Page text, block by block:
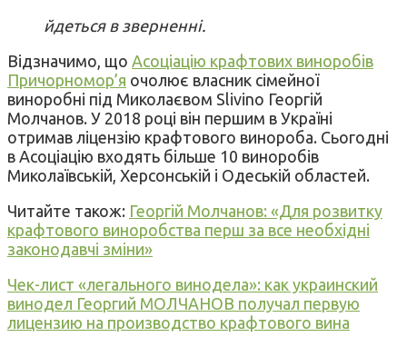
йдеться в зверненні.
Відзначимо, що Асоціацію крафтових виноробів
Причорномор’я очолює власник сімейної
виноробні під Миколаєвом Slivino Георгій
Молчанов. У 2018 році він першим в Україні
отримав ліцензію крафтового винороба. Сьогодні
в Асоціацію входять більше 10 виноробів
Миколаївській, Херсонській і Одеській областей.
Читайте також: Георгій Молчанов: «Для розвитку
крафтового виноробства перш за все необхідні
законодавчі зміни»
Чек-лист «легального винодела»: как украинский
винодел Георгий МОЛЧАНОВ получал первую
лицензию на производство крафтового вина